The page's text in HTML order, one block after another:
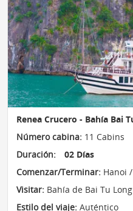
Renea Crucero - Bahía Bai
Número cabina: 11 Cabins
Duración:
02 Días
Comenzar/Terminar: Hanoi
Visitar: Bahía de Bai Tu Long
Estilo del viaje: Auténtico